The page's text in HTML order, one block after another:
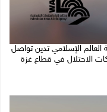
العالم الإسلامي تدين تواصل
الاحتلال في قطاع غزة